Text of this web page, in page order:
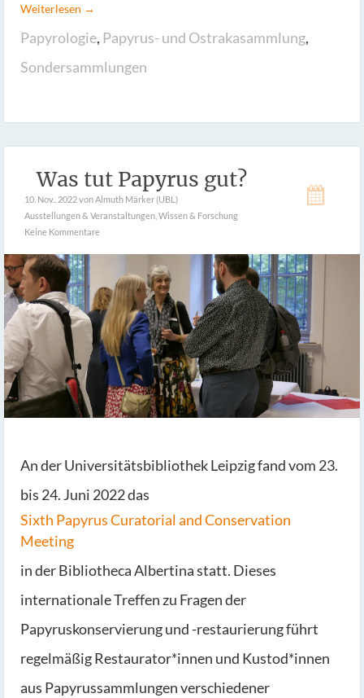
Weiterlesen →
Papyrologie, Papyrus- und Ostrakasammlung,
Sondersammlungen
Was tut Papyrus gut?
10. Nov.. 2022von Almuth Märker (UBL)
Ausstellungen & Veranstaltungen Wissen & Forschung
Keine Kommentare
An der Universitätsbibliothek Leipzig fand vom 23.
bis 24. Juni 2022 das
Sixth Papyrus Curatorial and Conservation
Meeting
in der Bibliotheca Albertina statt. Dieses
internationale Treffen zu Fragen der
Papyruskonservierung und -restaurierung führt
regelmäßig Restaurator*innen und Kustod*innen
aus Papyrussammlungen verschiedener